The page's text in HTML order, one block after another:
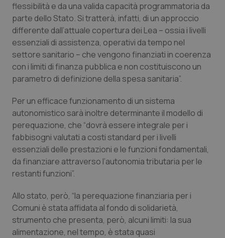
Veneto
Oncoematologia
Oncologia & Nutrizione
Psoriasi & pelle
Quotidiano Chirurgia
Quotidiano Oncologia
Quotidiano Pediatria
Rene & patologie urogenitali
Salute orale & impianti
flessibilità e da una valida capacità programmatoria da
parte dello Stato. Si tratterà, infatti, di un approccio
differente dall’attuale copertura dei Lea – ossia i livelli
essenziali di assistenza, operativi da tempo nel
settore sanitario – che vengono finanziati in coerenza
con i limiti di finanza pubblica e non costituiscono un
parametro di definizione della spesa sanitaria”.
Per un efficace funzionamento di un sistema
autonomistico sarà inoltre determinante il modello di
perequazione, che “dovrà essere integrale per i
fabbisogni valutati a costi standard per i livelli
essenziali delle prestazioni e le funzioni fondamentali,
da finanziare attraverso l’autonomia tributaria per le
restanti funzioni”.
Allo stato, però, “la perequazione finanziaria per i
Comuni è stata affidata al fondo di solidarietà,
strumento che presenta, però, alcuni limiti: la sua
alimentazione, nel tempo, è stata quasi